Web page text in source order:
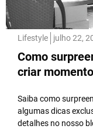
Lifestyle julho 22,
Como
criar
Saiba como
algumas dicas
detalhes no nosso